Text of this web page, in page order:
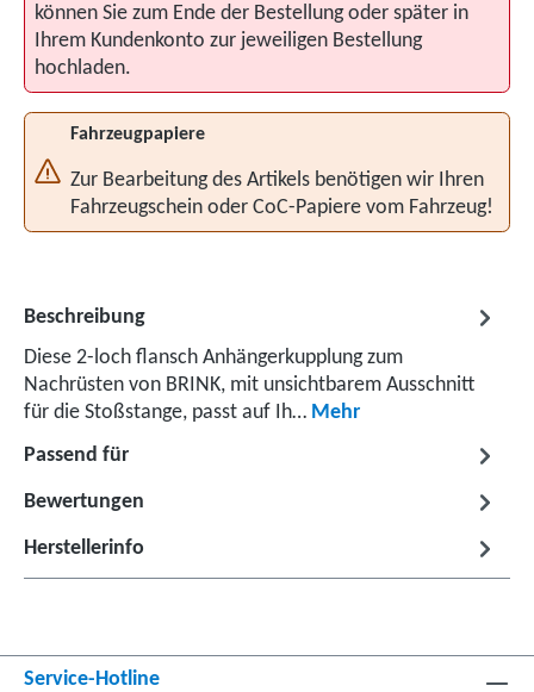
können Sie zum Ende der Bestellung oder später in
Ihrem Kundenkonto zur jeweiligen Bestellung
hochladen.
Fahrzeugpapiere
Zur Bearbeitung des Artikels benötigen wir Ihren
Fahrzeugschein oder CoC-Papiere vom Fahrzeug!
Beschreibung
Diese 2-loch flansch Anhängerkupplung zum
Nachrüsten von BRINK, mit unsichtbarem Ausschnitt
für die Stoßstange, passt auf Ih… Mehr
Passend für
Bewertungen
Herstellerinfo
Service-Hotline